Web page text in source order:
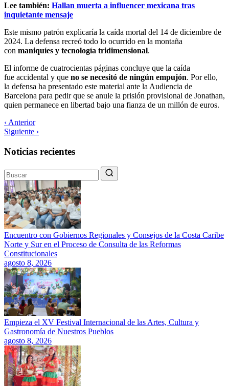
Lee también: Hallan muerta a influencer mexicana tras
inquietante mensaje
Este mismo patrón explicaría la caída mortal del 14 de diciembre de
2024. La defensa recreó todo lo ocurrido en la montaña
con maniquíes y tecnología tridimensional.
El informe de cuatrocientas páginas concluye que la caída
fue accidental y que no se necesitó de ningún empujón. Por ello,
la defensa ha presentado este material ante la Audiencia de
Barcelona para pedir que se anule la prisión provisional de Jonathan,
quien permanece en libertad bajo una fianza de un millón de euros.
‹ Anterior
Siguiente ›
Noticias recientes
Encuentro con Gobiernos Regionales y Consejos de la Costa Caribe
Norte y Sur en el Proceso de Consulta de las Reformas
Constitucionales
agosto 8, 2026
Empieza el XV Festival Internacional de las Artes, Cultura y
Gastronomía de Nuestros Pueblos
agosto 8, 2026